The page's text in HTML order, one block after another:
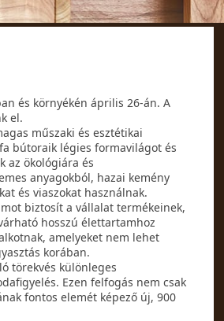
és környékén április 26-án. A
el.
műszaki és esztétikai
bútoraik légies formavilágot és
az ökológiára és
anyagokból, hazai kemény
és viaszokat használnak.
biztosít a vállalat termékeinek,
hosszú élettartamhoz
amelyeket nem lehet
korában.
törekvés különleges
Ezen felfogás nem csak
fontos elemét képező új, 900